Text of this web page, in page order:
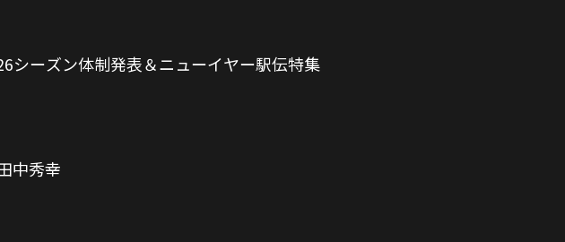
シーズン体制発表＆ニューイヤー駅伝特集
中秀幸